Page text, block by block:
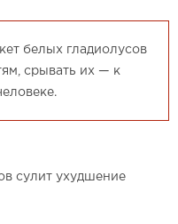
белых гладиолусов
срывать их — к
сулит ухудшение